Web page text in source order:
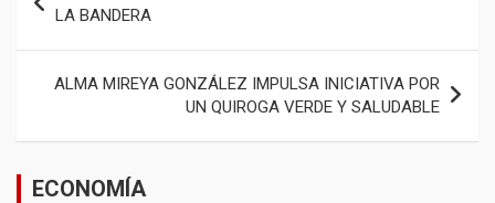
de
entradas
LA BANDERA
ALMA MIREYA GONZÁLEZ IMPULSA INICIATIVA POR
UN QUIROGA VERDE Y SALUDABLE
ECONOMÍA